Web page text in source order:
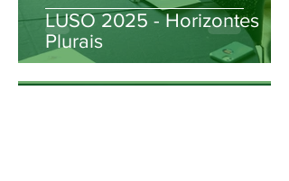
LUSO 2025 - Horizontes
Plurais